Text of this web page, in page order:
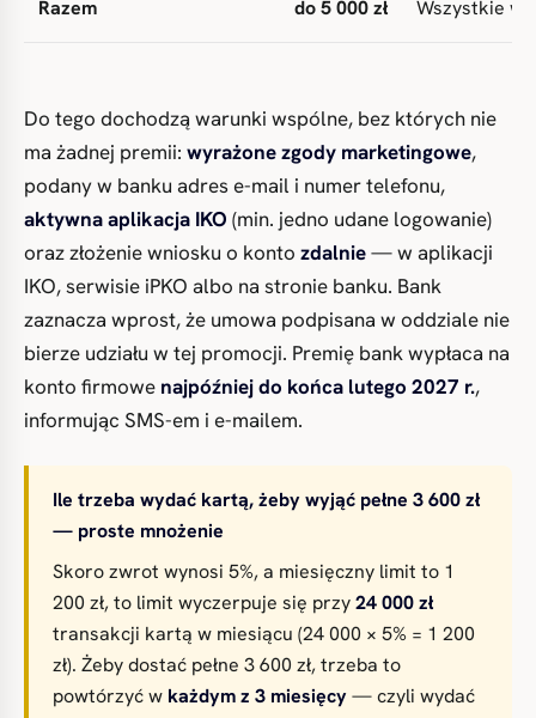
Razem do 5 000 zł Wszystkie
Do tego dochodzą warunki wspólne, bez których nie
ma żadnej premii: wyrażone zgody marketingowe,
podany w banku adres e-mail i numer telefonu,
aktywna aplikacja IKO (min. jedno udane logowanie)
oraz złożenie wniosku o konto zdalnie— w aplikacji
IKO, serwisie iPKO albo na stronie banku. Bank
zaznacza wprost, że umowa podpisana w oddziale nie
bierze udziału w tej promocji. Premię bank wypłaca na
konto firmowe najpóźniej do końca lutego 2027 r.,
informując SMS-em i e-mailem.
Ile trzeba wydać kartą, żeby wyjąć pełne 3 600 zł
— proste mnożenie
Skoro zwrot wynosi 5%, a miesięczny limit to 1
200 zł, to limit wyczerpuje się przy24 000 zł
transakcji kartą w miesiącu (24 000 × 5% = 1 200
zł). Żeby dostać pełne 3 600 zł, trzeba to
powtórzyć w każdym z 3 miesięcy— czyli wydać